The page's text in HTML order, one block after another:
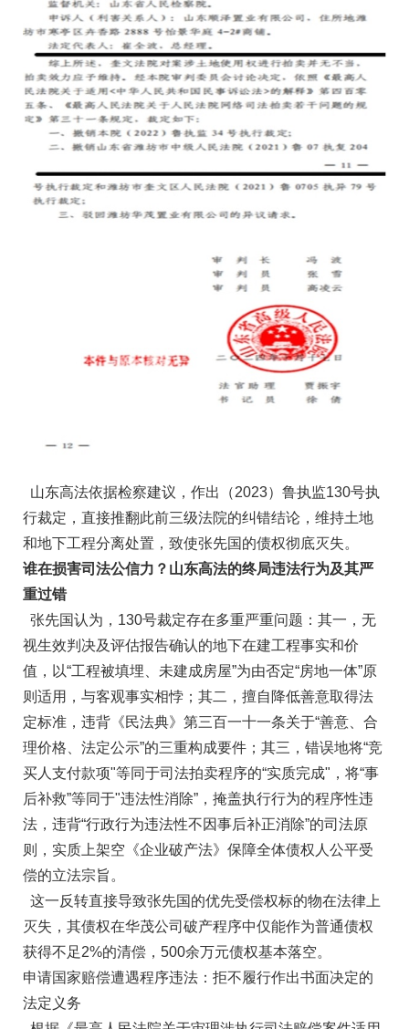
山东高法依据检察建议，作出（2023）鲁执监130号执
行裁定，直接推翻此前三级法院的纠错结论，维持土地
和地下工程分离处置，致使张先国的债权彻底灭失。
谁在损害司法公信力？山东高法的终局违法行为及其严
重过错
张先国认为，130号裁定存在多重严重问题：其一，无
视生效判决及评估报告确认的地下在建工程事实和价
值，以“工程被填埋、未建成房屋”为由否定“房地一体”原
则适用，与客观事实相悖；其二，擅自降低善意取得法
定标准，违背《民法典》第三百一十一条关于“善意、合
理价格、法定公示”的三重构成要件；其三，错误地将“竞
买人支付款项"等同于司法拍卖程序的“实质完成"，将“事
后补救”等同于"违法性消除”，掩盖执行行为的程序性违
法，违背“行政行为违法性不因事后补正消除”的司法原
则，实质上架空《企业破产法》保障全体债权人公平受
偿的立法宗旨。
这一反转直接导致张先国的优先受偿权标的物在法律上
灭失，其债权在华茂公司破产程序中仅能作为普通债权
获得不足2%的清偿，500余万元债权基本落空。
申请国家赔偿遭遇程序违法：拒不履行作出书面决定的
法定义务